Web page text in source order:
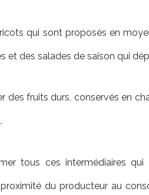
qui sont proposés en
et des salades de saison qui
des fruits durs, conservés en
tous ces intermédiaires
du producteur au